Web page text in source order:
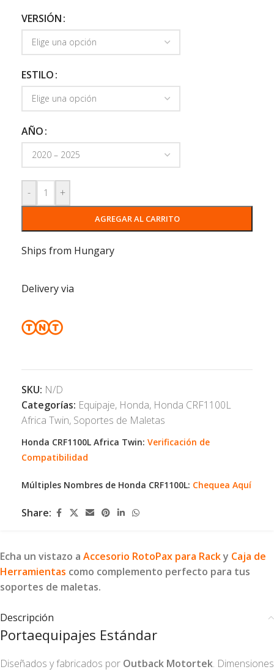
VERSIÓN
ESTILO
AÑO
- +
AGREGAR AL CARRITO
Ships from Hungary
Delivery via
SKU: N/D
Categorías: Equipaje, Honda, Honda CRF1100L
Africa Twin, Soportes de Maletas
Honda CRF1100L Africa Twin: Verificación de
Compatibilidad
Múltiples Nombres de Honda CRF1100L: Chequea Aquí
Share:
Echa un vistazo a Accesorio RotoPax para Racky Caja de
Herramientas como complemento perfecto para tus
soportes de maletas.
Descripción
Portaequipajes Estándar
Diseñados y fabricados por Outback Motortek. Dimensiones